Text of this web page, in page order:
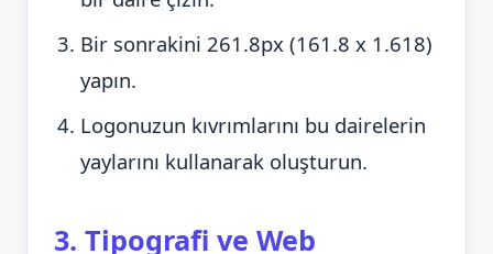
Bir sonrakini 261.8px (161.8 x 1.618)
yapın.
Logonuzun kıvrımlarını bu dairelerin
yaylarını kullanarak oluşturun.
3. Tipografi ve Web